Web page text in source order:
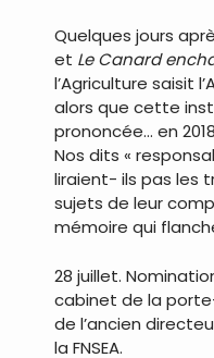
Quelques jours
et Le Canard
l’Agriculture saisit
alors que cette
prononcée… en
Nos dits «
liraient- ils pas les
sujets de leur
mémoire qui
28 juillet.
cabinet de la
de l’ancien
la FNSEA.